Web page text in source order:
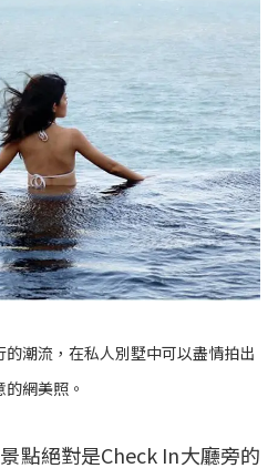
潮流，在私人別墅中可以盡情拍出
的網美照。
點絕對是Check In大廳旁的